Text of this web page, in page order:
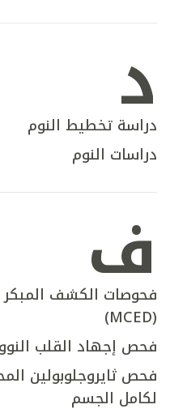
د
دراسة تخطيط النوم
دراسات النوم
ف
فحوصات الكشف المبكر
(MCED)
فحص إجهاد القلب
فحص ثايروجلوبولين
لكامل الجسم